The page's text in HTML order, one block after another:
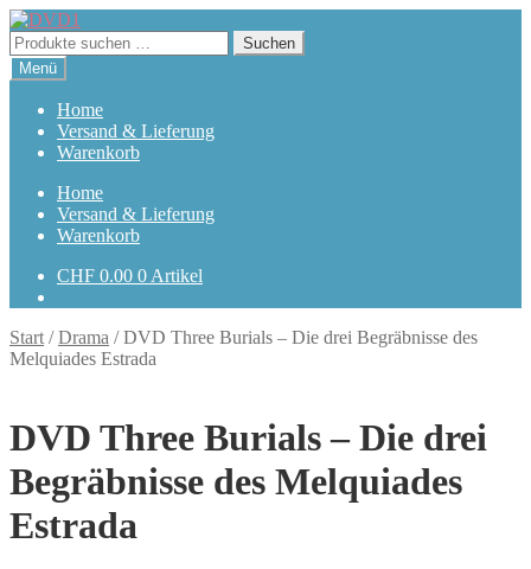
Zur
Navigation
springen
Zum
Inhalt
springen
Suchen
nach:
Suchen
Menü
Home
Versand & Lieferung
Warenkorb
Home
Versand & Lieferung
Warenkorb
CHF 0.00 0 Artikel
Start /Drama /DVD Three Burials – Die drei Begräbnisse des
Melquiades Estrada
DVD Three Burials – Die drei
Begräbnisse des Melquiades
Estrada